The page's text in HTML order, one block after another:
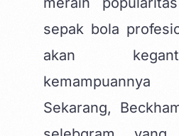
sepak bola
akan
Sekarang,